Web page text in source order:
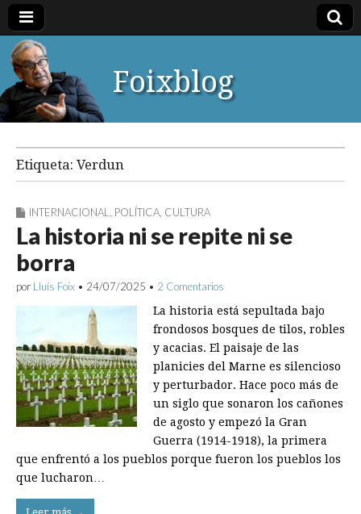
Foixblog
Etiqueta: Verdun
INTERNACIONAL POLÍTICA CULTURA
La historia ni se repite ni se
borra
por Lluís Foix • 24/07/2025 • 2 Comentarios
La historia está sepultada bajo
frondosos bosques de tilos, robles
y acacias. El paisaje de las
planicies del Marne es silencioso
y perturbador. Hace poco más de
un siglo que sonaron los cañones
de agosto y empezó la Gran
Guerra (1914-1918), la primera
que enfrentó a los pueblos porque fueron los pueblos los
que lucharon…